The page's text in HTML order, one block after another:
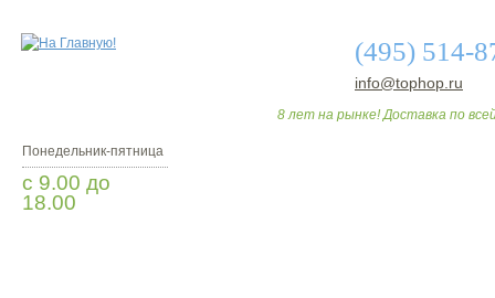
(495) 514-
info@tophop.ru
8 лет на рынке! Доставка по
Понедельник-пятница
с 9.00 до
18.00